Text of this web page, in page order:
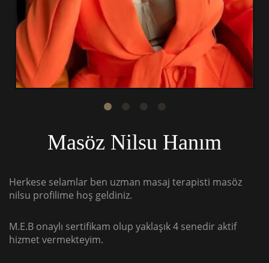
Masöz Nilsu Hanım
Herkese selamlar ben uzman masaj terapisti masöz
nilsu profilime hoş geldiniz.
M.E.B onaylı sertifikam olup yaklaşık 4 senedir aktif
hizmet vermekteyim.